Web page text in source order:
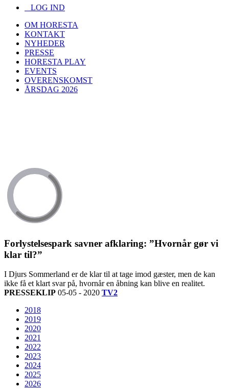
LOG IND
OM HORESTA
KONTAKT
NYHEDER
PRESSE
HORESTA PLAY
EVENTS
OVERENSKOMST
ÅRSDAG 2026
Forlystelsespark savner afklaring: ”Hvornår gør vi
klar til?”
I Djurs Sommerland er de klar til at tage imod gæster, men de kan
ikke få et klart svar på, hvornår en åbning kan blive en realitet.
PRESSEKLIP 05-05 - 2020 TV2
2018
2019
2020
2021
2022
2023
2024
2025
2026